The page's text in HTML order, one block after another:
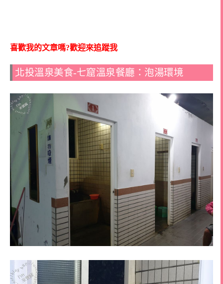
喜歡我的文章嗎?歡迎來追蹤我
北投溫泉美食-七窟溫泉餐廳：泡湯環境